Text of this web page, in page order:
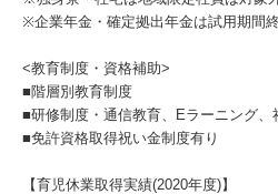
※企業年金・確定拠出年金は試用期間
<教育制度・資格補助>
■階層別教育制度
■研修制度・通信教育、Eラーニング
■免許資格取得祝い金制度有り
【育児休業取得実績(2020年度)】